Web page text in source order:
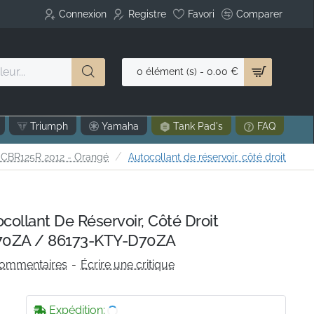
Connexion Registre Favori Comparer
0 élément (s) - 0.00 €
Triumph Yamaha Tank Pad's FAQ
2012 - Orangé Autocollant de réservoir, côté droit
De Réservoir, Côté Droit
/ 86173-KTY-D70ZA
- Écrire une critique
Expédition: